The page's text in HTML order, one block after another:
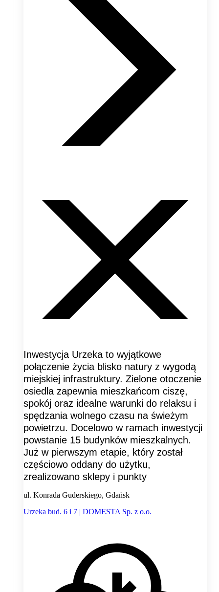
Inwestycja Urzeka to wyjątkowe
połączenie życia blisko natury z wygodą
miejskiej infrastruktury. Zielone otoczenie
osiedla zapewnia mieszkańcom ciszę,
spokój oraz idealne warunki do relaksu i
spędzania wolnego czasu na świeżym
powietrzu. Docelowo w ramach inwestycji
powstanie 15 budynków mieszkalnych.
Już w pierwszym etapie, który został
częściowo oddany do użytku,
zrealizowano sklepy i punkty
ul. Konrada Guderskiego, Gdańsk
Urzeka bud. 6 i 7 | DOMESTA Sp. z o.o.